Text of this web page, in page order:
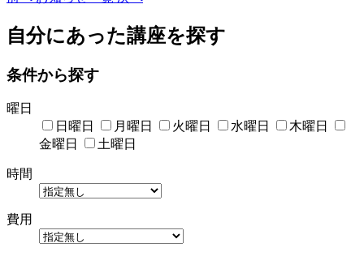
自分にあった講座を探す
条件から探す
曜日
日曜日
月曜日 火曜日 水曜日
木曜日
金曜日
土曜日
時間
費用